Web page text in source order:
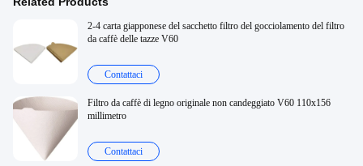
2-4 carta giapponese del sacchetto filtro del gocciolamento del filtro
da caffè delle tazze V60
Contattaci
Filtro da caffè di legno originale non candeggiato V60 110x156
millimetro
Contattaci